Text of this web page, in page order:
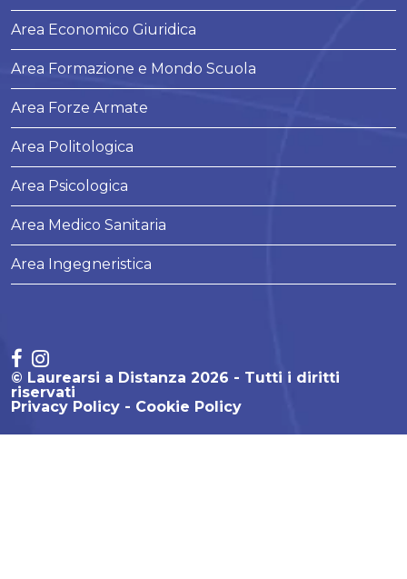
Area Economico Giuridica
Area Formazione e Mondo Scuola
Area Forze Armate
Area Politologica
Area Psicologica
Area Medico Sanitaria
Area Ingegneristica
© Laurearsi a Distanza 2026 - Tutti i diritti
riservati
Privacy Policy
Cookie Policy